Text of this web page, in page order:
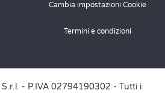
Cambia impostazioni Cookie
Termini e condizioni
- P.IVA 02794190302 - Tutti i